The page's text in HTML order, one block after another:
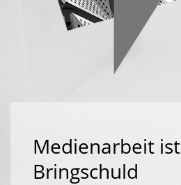
Medienarbeit ist
Bringschuld